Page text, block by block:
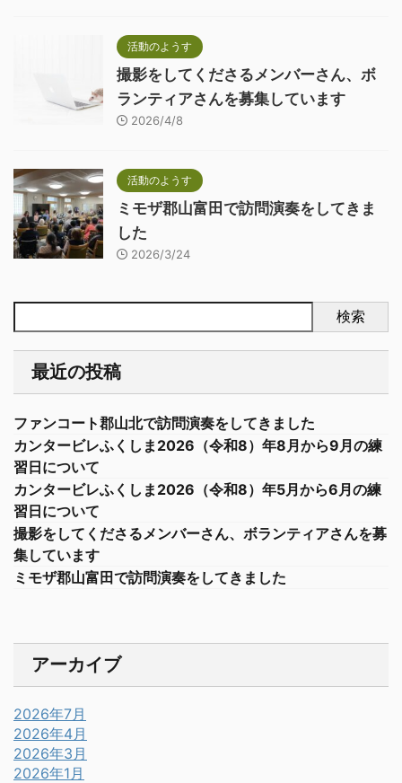
活動のようす
撮影をしてくださるメンバーさん、ボ
ランティアさんを募集しています
2026/4/8
活動のようす
ミモザ郡山富田で訪問演奏をしてきま
した
2026/3/24
検索
最近の投稿
ファンコート郡山北で訪問演奏をしてきました
カンタービレふくしま2026（令和8）年8月から9月の練
習日について
カンタービレふくしま2026（令和8）年5月から6月の練
習日について
撮影をしてくださるメンバーさん、ボランティアさんを募
集しています
ミモザ郡山富田で訪問演奏をしてきました
アーカイブ
2026年7月
2026年4月
2026年3月
2026年1月